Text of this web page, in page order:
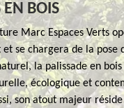
EN BOIS
Marc Espaces Verts
se chargera de la pose
la palissade en
écologique et
son atout majeur